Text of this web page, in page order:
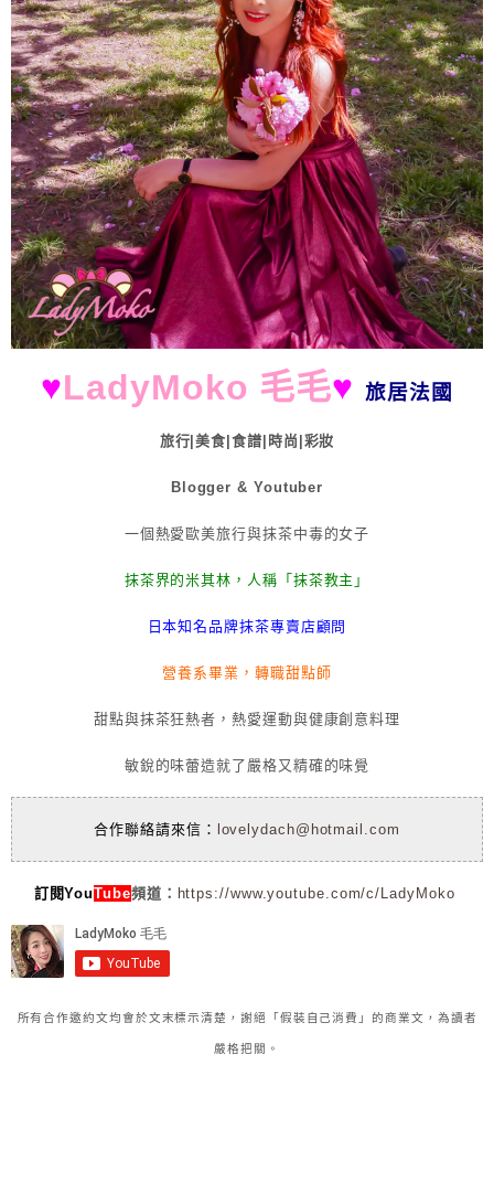
♥LadyMoko 毛毛♥ 旅居法國
旅行|美食|食譜|時尚|彩妝
Blogger & Youtuber
一個熱愛歐美旅行與抹茶中毒的女子
抹茶界的米其林，人稱「抹茶教主」
日本知名品牌抹茶專賣店顧問
營養系畢業，轉職甜點師
甜點與抹茶狂熱者，熱愛運動與健康創意料理
敏銳的味蕾造就了嚴格又精確的味覺
合作聯絡請來信： lovelydach@hotmail.com
訂閱YouTube頻道： https://www.youtube.com/c/LadyMoko
所有合作邀約文均會於文末標示清楚，謝絕「假裝自己消費」的商業文，為讀者
嚴格把關。